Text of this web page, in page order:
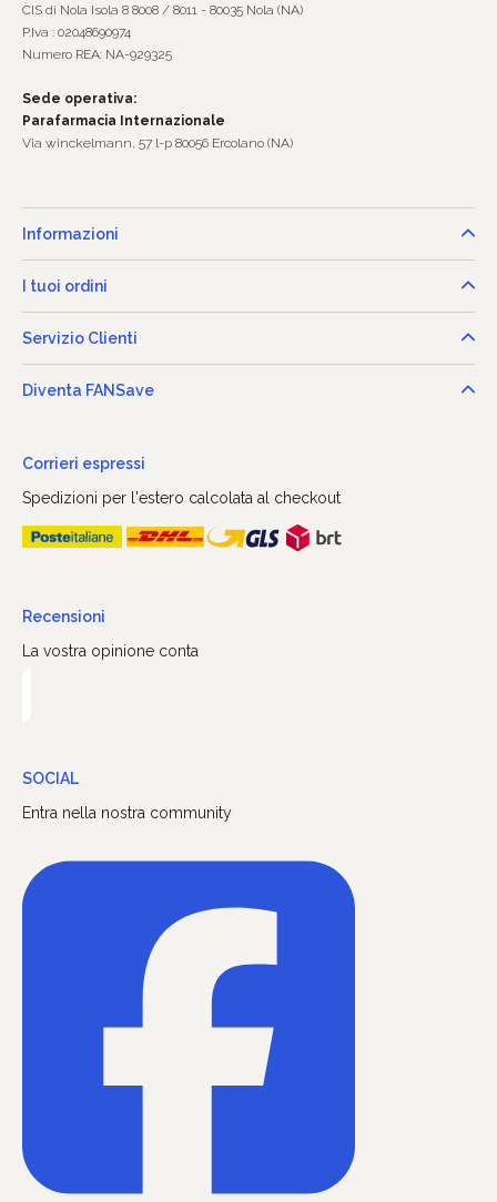
CIS di Nola Isola 8 8008 / 8011 - 80035 Nola (NA)
P.Iva : 02048690974
Numero REA: NA-929325
Sede operativa:
Parafarmacia Internazionale
Via winckelmann, 57 l-p 80056 Ercolano (NA)
Informazioni
I tuoi ordini
Servizio Clienti
Diventa FANSave
Corrieri espressi
Spedizioni per l'estero calcolata al checkout
Recensioni
La vostra opinione conta
SOCIAL
Entra nella nostra community